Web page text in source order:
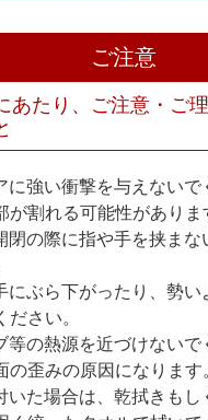
ご注意
あたり、ご注意・ご
強い衝撃を与えないで
が割れる可能性がありま
の際に指や手を挟まな
ぶら下がったり、勢い
ださい。
の熱源を近づけないで
の歪みの原因になります。
た場合は、乾拭きもし